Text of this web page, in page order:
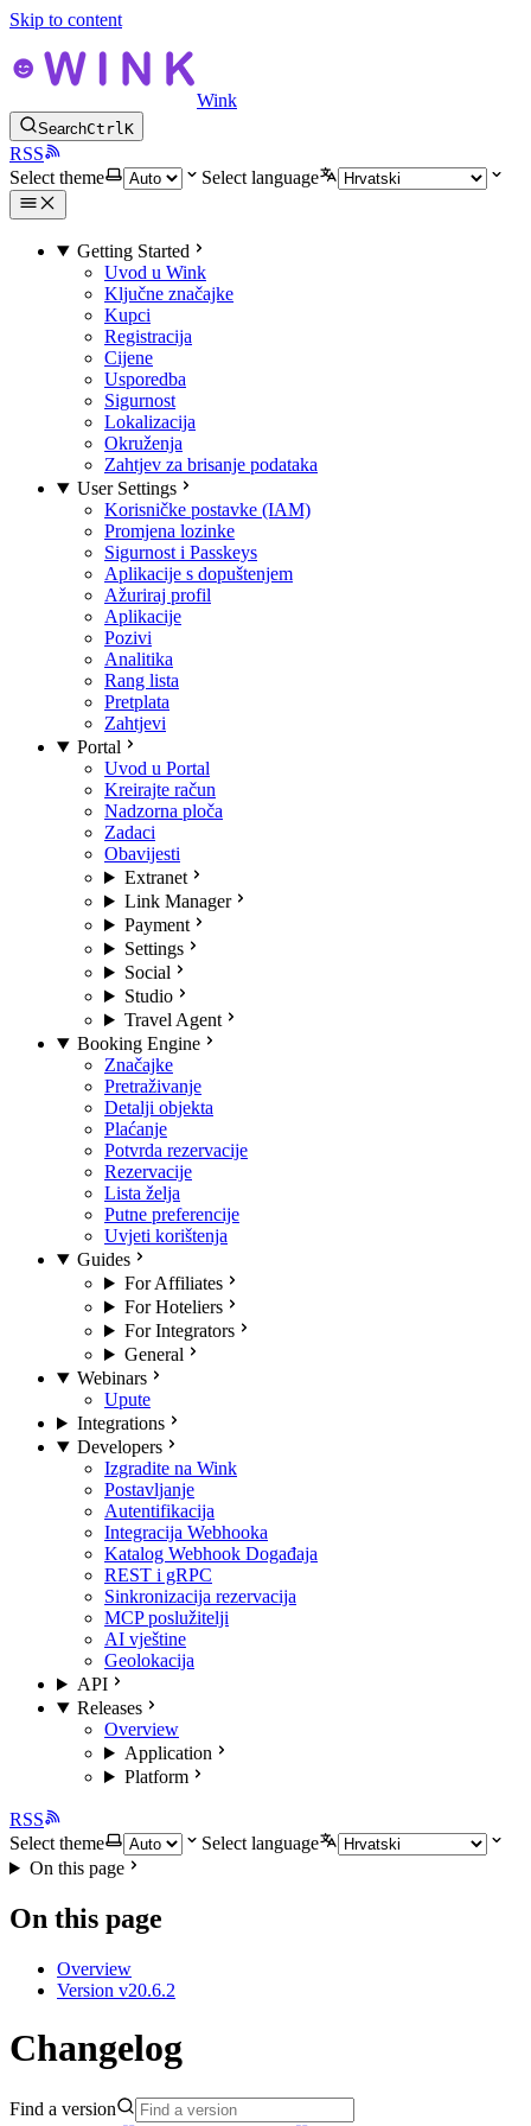
Skip to content
Wink
SearchCtrlK
RSS
Select theme
Select language
Getting Started
Uvod u Wink
Ključne značajke
Kupci
Registracija
Cijene
Usporedba
Sigurnost
Lokalizacija
Okruženja
Zahtjev za brisanje podataka
User Settings
Korisničke postavke (IAM)
Promjena lozinke
Sigurnost i Passkeys
Aplikacije s dopuštenjem
Ažuriraj profil
Aplikacije
Pozivi
Analitika
Rang lista
Pretplata
Zahtjevi
Portal
Uvod u Portal
Kreirajte račun
Nadzorna ploča
Zadaci
Obavijesti
Extranet
Link Manager
Payment
Settings
Social
Studio
Travel Agent
Booking Engine
Značajke
Pretraživanje
Detalji objekta
Plaćanje
Potvrda rezervacije
Rezervacije
Lista želja
Putne preferencije
Uvjeti korištenja
Guides
For Affiliates
For Hoteliers
For Integrators
General
Webinars
Upute
Integrations
Developers
Izgradite na Wink
Postavljanje
Autentifikacija
Integracija Webhooka
Katalog Webhook Događaja
REST i gRPC
Sinkronizacija rezervacija
MCP poslužitelji
AI vještine
Geolokacija
API
Releases
Overview
Application
Platform
RSS
Select theme
Select language
On this page
On this page
Overview
Version v20.6.2
Changelog
Find a version